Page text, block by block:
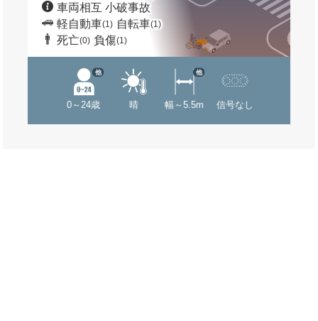
車両相互 小破事故
軽自動車(1) 自転車(1)
死亡(0) 負傷(1)
0～24歳
他
晴 幅～5.5m
他
信号なし